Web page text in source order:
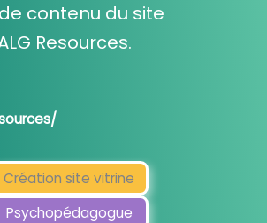
contenu du site
Resources.
Création site vitrine
Psychopédagogue